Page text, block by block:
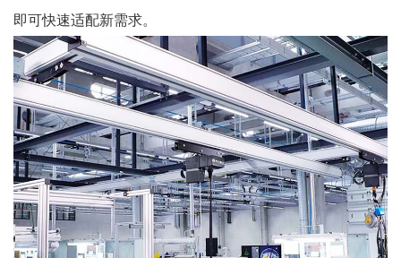
即可快速适配新需求。